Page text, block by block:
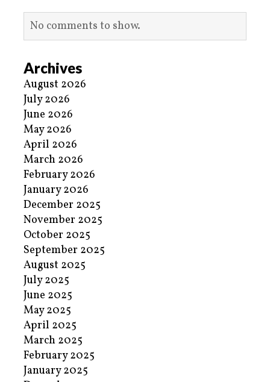
No comments to show.
Archives
August 2026
July 2026
June 2026
May 2026
April 2026
March 2026
February 2026
January 2026
December 2025
November 2025
October 2025
September 2025
August 2025
July 2025
June 2025
May 2025
April 2025
March 2025
February 2025
January 2025